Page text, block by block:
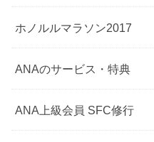
ホノルルマラソン2017
ANAのサービス・特典
ANA上級会員 SFC修行